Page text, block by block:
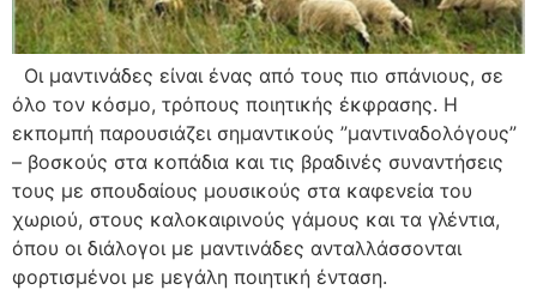
Οι μαντινάδες είναι ένας από τους πιο σπάνιους, σε
όλο τον κόσμο, τρόπους ποιητικής έκφρασης. Η
εκπομπή παρουσιάζει σημαντικούς ”μαντιναδολόγους”
– βοσκούς στα κοπάδια και τις βραδινές συναντήσεις
τους με σπουδαίους μουσικούς στα καφενεία του
χωριού, στους καλοκαιρινούς γάμους και τα γλέντια,
όπου οι διάλογοι με μαντινάδες ανταλλάσσονται
φορτισμένοι με μεγάλη ποιητική ένταση.